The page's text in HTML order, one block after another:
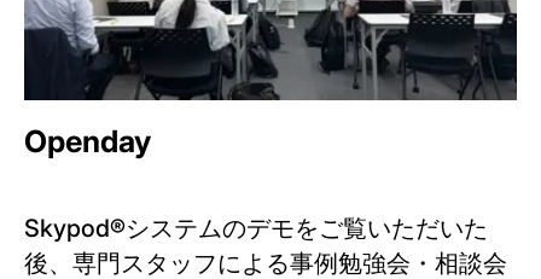
Openday
Skypod®システムのデモをご覧いただいた
後、専門スタッフによる事例勉強会・相談会